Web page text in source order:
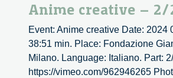
Anime creative – 2/
Event: Anime creative Date: 2024
38:51 min. Place: Fondazione
Milano. Language: Italiano. Part:
https://vimeo.com/962946265